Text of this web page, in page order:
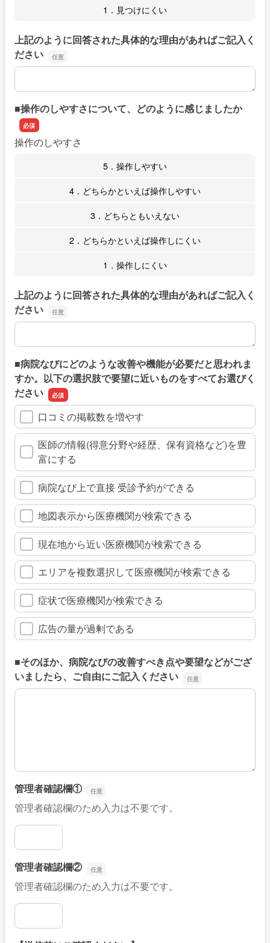
1．見つけにくい
上記のように回答された具体的な理由があればご記入く
ださい
上記のように回答された具体的な理由があればご記入くだ
■操作のしやすさについて、どのように感じましたか
操作のしやすさ
5．操作しやすい
4．どちらかといえば操作しやすい
3．どちらともいえない
2．どちらかといえば操作しにくい
1．操作しにくい
上記のように回答された具体的な理由があればご記入く
ださい
上記のように回答された具体的な理由があればご記入くだ
■病院なびにどのような改善や機能が必要だと思われま
すか。以下の選択肢で要望に近いものをすべてお選びく
ださい
口コミの掲載数を増やす
医師の情報(得意分野や経歴、保有資格など)を豊
富にする
病院なび上で直接 受診予約ができる
地図表示から医療機関が検索できる
現在地から近い医療機関が検索できる
エリアを複数選択して医療機関が検索できる
症状で医療機関が検索できる
広告の量が過剰である
■そのほか、病院なびの改善すべき点や要望などがござ
いましたら、ご自由にご記入ください
■そのほか、病院なびの改善すべき点や要望などがござい
管理者確認欄①
管理者確認欄のため入力は不要です。
管理者確認欄①
管理者確認欄②
管理者確認欄のため入力は不要です。
管理者確認欄②